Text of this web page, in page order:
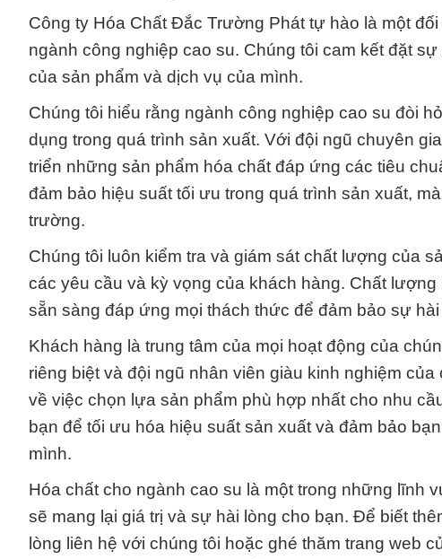
Công ty Hóa Chất Đắc Trường Phát tự hào là một
ngành công nghiệp cao su. Chúng tôi cam kết đặt
của sản phẩm và dịch vụ của mình.
Chúng tôi hiểu rằng ngành công nghiệp cao su đòi
dụng trong quá trình sản xuất. Với đội ngũ chuyên
triển những sản phẩm hóa chất đáp ứng các tiêu
đảm bảo hiệu suất tối ưu trong quá trình sản xuất,
trường.
Chúng tôi luôn kiểm tra và giám sát chất lượng của
các yêu cầu và kỳ vọng của khách hàng. Chất
sẵn sàng đáp ứng mọi thách thức để đảm bảo sự
Khách hàng là trung tâm của mọi hoạt động của
riêng biệt và đội ngũ nhân viên giàu kinh nghiệm
về việc chọn lựa sản phẩm phù hợp nhất cho nhu
bạn để tối ưu hóa hiệu suất sản xuất và đảm bảo
mình.
Hóa chất cho ngành cao su là một trong những lĩnh
sẽ mang lại giá trị và sự hài lòng cho bạn. Để biết
lòng liên hệ với chúng tôi hoặc ghé thăm trang web